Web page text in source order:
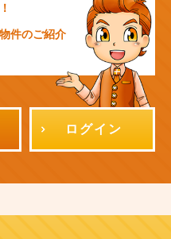
件のご紹介
ログイン